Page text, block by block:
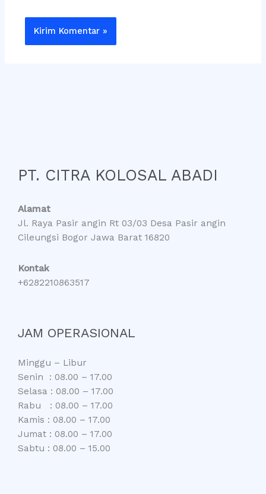
PT. CITRA KOLOSAL ABADI
Alamat
Jl. Raya Pasir angin Rt 03/03 Desa Pasir angin
Cileungsi Bogor Jawa Barat 16820
Kontak
+6282210863517
JAM OPERASIONAL
Minggu – Libur
Senin : 08.00 – 17.00
Selasa : 08.00 – 17.00
Rabu : 08.00 – 17.00
Kamis : 08.00 – 17.00
Jumat : 08.00 – 17.00
Sabtu : 08.00 – 15.00